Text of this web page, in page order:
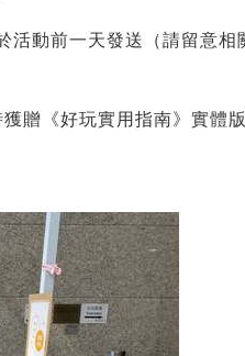
動前一天發送（請留意相
贈《好玩實用指南》實體